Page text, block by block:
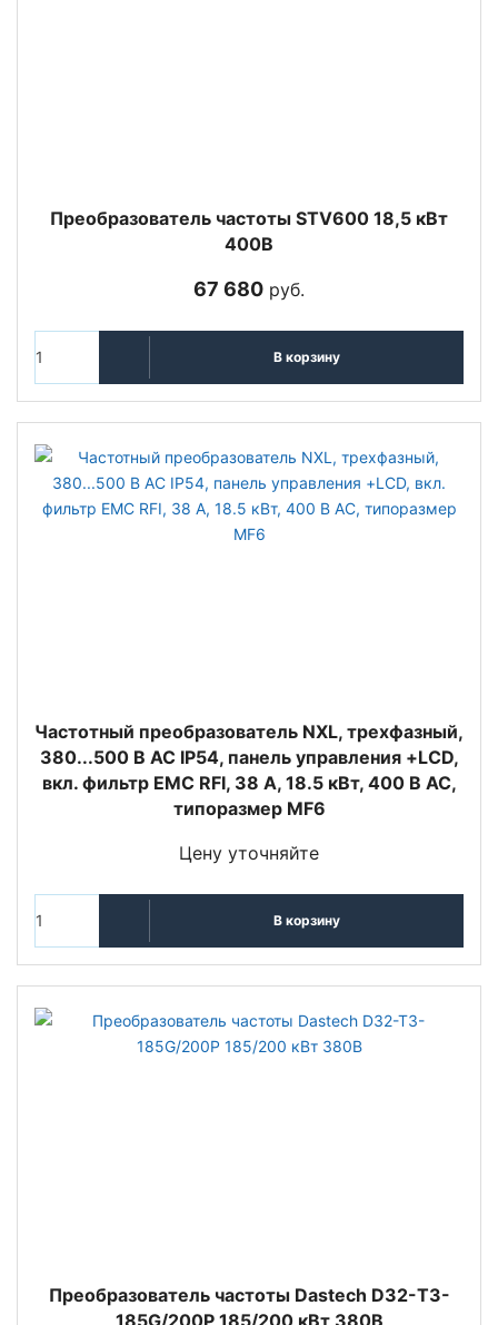
Преобразователь частоты STV600 18,5 кВт
400В
67 680 руб.
В корзину
Частотный преобразователь NXL, трехфазный,
380...500 В АС IP54, панель управления +LCD,
вкл. фильтр EMC RFI, 38 A, 18.5 кВт, 400 В AC,
типоразмер MF6
Цену уточняйте
В корзину
Преобразователь частоты Dastech D32-T3-
185G/200P 185/200 кВт 380В